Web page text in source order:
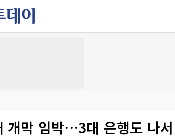
개막 임박…3대 은행도 나서